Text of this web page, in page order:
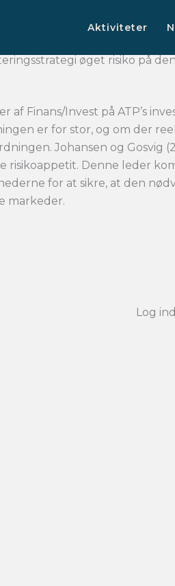
Aktiviteter
øget risiko på
af Finans/Invest på ATP’s
er for stor, og om der
Johansen og Gosvig
risikoappetit. Denne leder
for at sikre, at den
markeder.
Log